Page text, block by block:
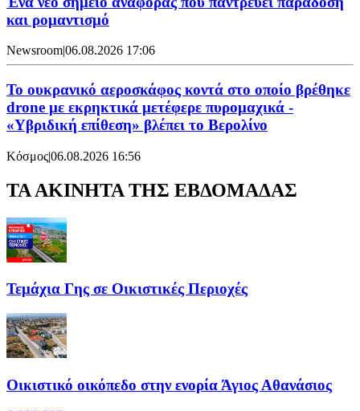
και ρομαντισμό
Newsroom|06.08.2026 17:06
Το ουκρανικό αεροσκάφος κοντά στο οποίο βρέθηκε
drone με εκρηκτικά μετέφερε πυρομαχικά -
«Υβριδική επίθεση» βλέπει το Βερολίνο
Κόσμος|06.08.2026 16:56
ΤΑ ΑΚΙΝΗΤΑ ΤΗΣ ΕΒΔΟΜΑΔΑΣ
Τεμάχια Γης σε Οικιστικές Περιοχές
Οικιστικό οικόπεδο στην ενορία Άγιος Αθανάσιος